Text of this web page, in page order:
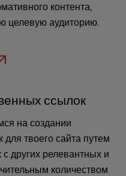
контента,
целевую аудиторию.
ссылок
на создании
твоего сайта путем
других релевантных и
количеством